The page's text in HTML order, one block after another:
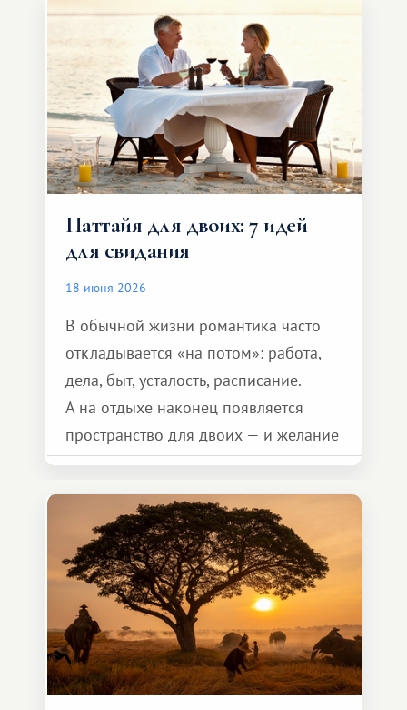
и спокойно доехать до курорта.
Паттайя для двоих: 7 идей
для свидания
18 июня 2026
В обычной жизни романтика часто
откладывается «на потом»: работа,
дела, быт, усталость, расписание.
А на отдыхе наконец появляется
пространство для двоих — и желание
сделать для близкого человека что-то
особенное. Не обязательно
масштабное, но тёплое
и запоминающееся :)